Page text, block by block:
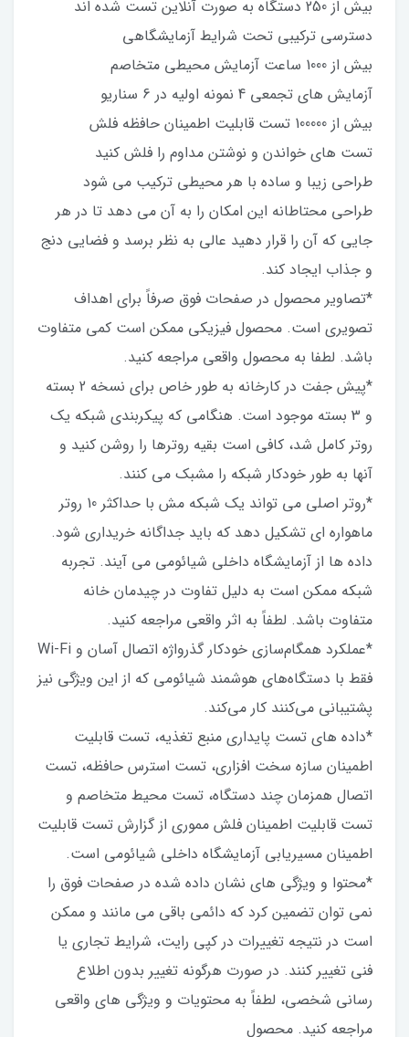
بیش از 250 دستگاه به صورت آنلاین تست شده اند
دسترسی ترکیبی تحت شرایط آزمایشگاهی
بیش از 1000 ساعت آزمایش محیطی متخاصم
آزمایش های تجمعی 4 نمونه اولیه در 6 سناریو
بیش از 100000 تست قابلیت اطمینان حافظه فلش
تست های خواندن و نوشتن مداوم را فلش کنید
طراحی زیبا و ساده با هر محیطی ترکیب می شود
طراحی محتاطانه این امکان را به آن می دهد تا در هر
جایی که آن را قرار دهید عالی به نظر برسد و فضایی دنج
و جذاب ایجاد کند.
*تصاویر محصول در صفحات فوق صرفاً برای اهداف
تصویری است. محصول فیزیکی ممکن است کمی متفاوت
باشد. لطفا به محصول واقعی مراجعه کنید.
*پیش جفت در کارخانه به طور خاص برای نسخه 2 بسته
و 3 بسته موجود است. هنگامی که پیکربندی شبکه یک
روتر کامل شد، کافی است بقیه روترها را روشن کنید و
آنها به طور خودکار شبکه را مشبک می کنند.
*روتر اصلی می تواند یک شبکه مش با حداکثر 10 روتر
ماهواره ای تشکیل دهد که باید جداگانه خریداری شود.
داده ها از آزمایشگاه داخلی شیائومی می آیند. تجربه
شبکه ممکن است به دلیل تفاوت در چیدمان خانه
متفاوت باشد. لطفاً به اثر واقعی مراجعه کنید.
*عملکرد همگام‌سازی خودکار گذرواژه اتصال آسان و Wi-Fi
فقط با دستگاه‌های هوشمند شیائومی که از این ویژگی نیز
پشتیبانی می‌کنند کار می‌کند.
*داده های تست پایداری منبع تغذیه، تست قابلیت
اطمینان سازه سخت افزاری، تست استرس حافظه، تست
اتصال همزمان چند دستگاه، تست محیط متخاصم و
تست قابلیت اطمینان فلش مموری از گزارش تست قابلیت
اطمینان مسیریابی آزمایشگاه داخلی شیائومی است.
*محتوا و ویژگی های نشان داده شده در صفحات فوق را
نمی توان تضمین کرد که دائمی باقی می مانند و ممکن
است در نتیجه تغییرات در کپی رایت، شرایط تجاری یا
فنی تغییر کنند. در صورت هرگونه تغییر بدون اطلاع
رسانی شخصی، لطفاً به محتویات و ویژگی های واقعی
مراجعه کنید. محصول